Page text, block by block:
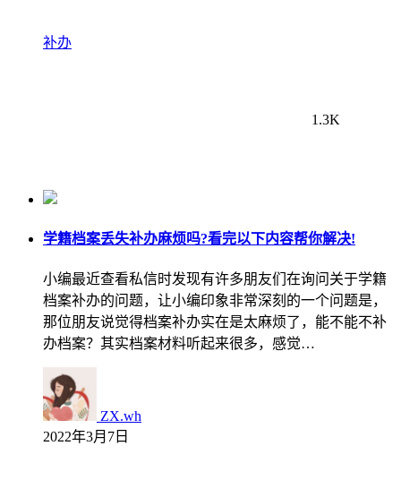
补办
1.3K
学籍档案丢失补办麻烦吗?看完以下内容帮你解决!
小编最近查看私信时发现有许多朋友们在询问关于学籍
档案补办的问题，让小编印象非常深刻的一个问题是，
那位朋友说觉得档案补办实在是太麻烦了，能不能不补
办档案？其实档案材料听起来很多，感觉…
ZX.wh
2022年3月7日